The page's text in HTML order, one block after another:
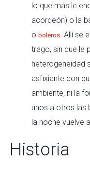
lo que más le
acordeón) o la
oboleros . Allí se
trago, sin que le
heterogeneidad
asfixiante con
ambiente, ni la
unos a otros las
la noche vuelve
Historia